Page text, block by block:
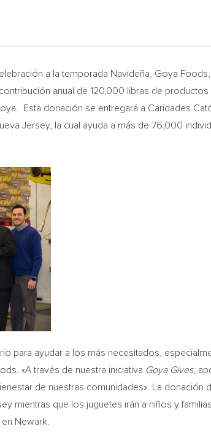
a la temporada Navideña, Goya Foods,
anual de 120,000 libras de productos
Esta donación se entregará a Caridades
Jersey, la cual ayuda a más de 76,000
para ayudar a los más necesitados,
«A través de nuestra iniciativa Goya Gives,
de nuestras comunidades». La donación
mientras que los juguetes irán a niños y
Newark